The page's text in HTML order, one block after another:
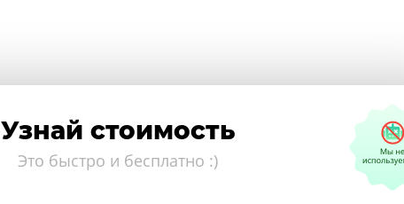
Узнай стоимость
Это быстро и бесплатно :)